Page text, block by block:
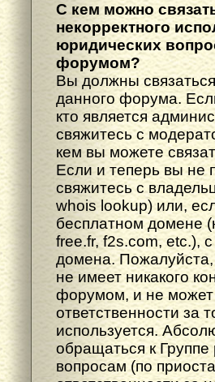
С кем можно
некорректного
юридических
форумом?
Вы должны
данного форума.
кто является
свяжитесь с
кем вы можете
Если и теперь вы не
свяжитесь с
whois lookup) или,
бесплатном домене
free.fr, f2s.com, etc.),
домена. Пожалуйста,
не имеет никакого
форумом, и не может
ответственности за
используется.
обращаться к
вопросам (по